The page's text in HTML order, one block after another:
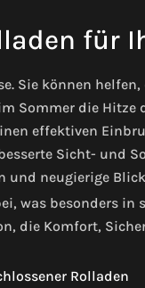
für
Sie können
Sommer die Hitze
effektiven
Sicht- und
und neugierige
was besonders in
die Komfort,